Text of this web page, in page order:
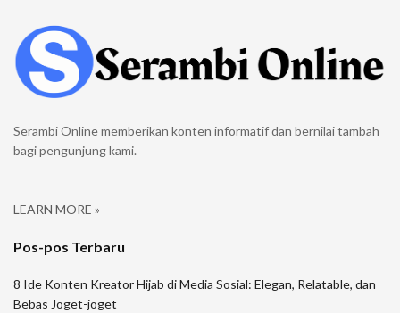
Serambi Online memberikan konten informatif dan bernilai tambah
bagi pengunjung kami.
LEARN MORE »
Pos-pos Terbaru
8 Ide Konten Kreator Hijab di Media Sosial: Elegan, Relatable, dan
Bebas Joget-joget